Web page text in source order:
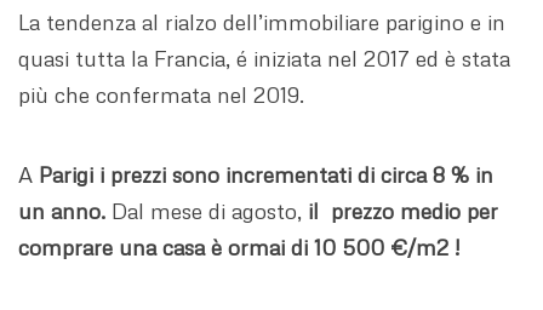
La tendenza al rialzo dell’immobiliare parigino e in
quasi tutta la Francia, é iniziata nel 2017 ed è stata
più che confermata nel 2019.
A Parigi i prezzi sono incrementati di circa 8 % in
un anno. Dal mese di agosto, il prezzo medio per
comprare una casa è ormai di 10 500 €/m2 !